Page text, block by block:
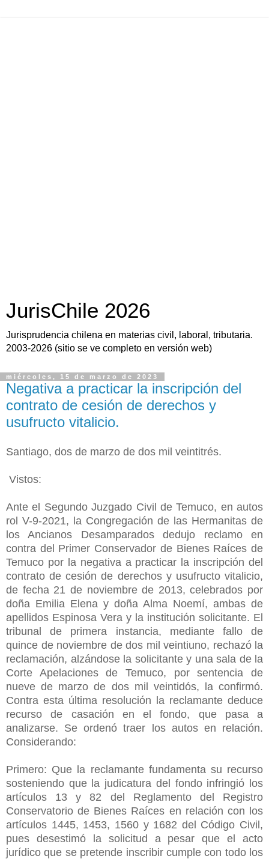
JurisChile 2026
Jurisprudencia chilena en materias civil, laboral, tributaria.
2003-2026 (sitio se ve completo en versión web)
miércoles, 15 de marzo de 2023
Negativa a practicar la inscripción del
contrato de cesión de derechos y
usufructo vitalicio.
Santiago, dos de marzo de dos mil veintitrés.
Vistos:
Ante el Segundo Juzgado Civil de Temuco, en autos
rol V-9-2021, la Congregación de las Hermanitas de
los Ancianos Desamparados dedujo reclamo en
contra del Primer Conservador de Bienes Raíces de
Temuco por la negativa a practicar la inscripción del
contrato de cesión de derechos y usufructo vitalicio,
de fecha 21 de noviembre de 2013, celebrados por
doña Emilia Elena y doña Alma Noemí, ambas de
apellidos Espinosa Vera y la institución solicitante. El
tribunal de primera instancia, mediante fallo de
quince de noviembre de dos mil veintiuno, rechazó la
reclamación, alzándose la solicitante y una sala de la
Corte Apelaciones de Temuco, por sentencia de
nueve de marzo de dos mil veintidós, la confirmó.
Contra esta última resolución la reclamante deduce
recurso de casación en el fondo, que pasa a
analizarse. Se ordenó traer los autos en relación.
Considerando:
Primero: Que la reclamante fundamenta su recurso
sosteniendo que la judicatura del fondo infringió los
artículos 13 y 82 del Reglamento del Registro
Conservatorio de Bienes Raíces en relación con los
artículos 1445, 1453, 1560 y 1682 del Código Civil,
pues desestimó la solicitud a pesar que el acto
jurídico que se pretende inscribir cumple con todo los